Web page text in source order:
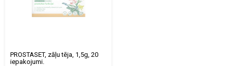
PROSTASET, zāļu tēja, 1,5g, 20
iepakojumi.